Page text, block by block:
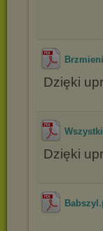
Dzięki
Dzięki
Babszyl